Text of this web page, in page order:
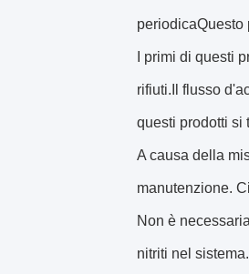
periodicaQuesto
I primi di questi
rifiuti.Il flusso
questi prodotti si
A causa della
manutenzione.
Non è
nitriti nel sistema.